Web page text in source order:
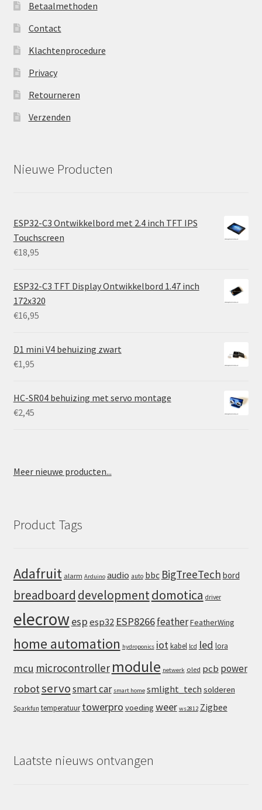
Betaalmethoden
Contact
Klachtenprocedure
Privacy
Retourneren
Verzenden
Nieuwe Producten
ESP32-C3 Ontwikkelbord met 2.4 inch TFT IPS
Touchscreen
€18,95
ESP32-C3 TFT Display Ontwikkelbord 1.47 inch
172x320
€16,95
D1 mini V4 behuizing zwart
€1,95
HC-SR04 behuizing met servo montage
€2,45
Meer nieuwe producten...
Product Tags
Adafruit alarm Arduino audio auto bbc BigTreeTech bord
breadboard developmentdomotica driver
elecrowespesp32 ESP8266featherFeatherWing
home automation hydroponics iot kabel lcd led lora
mcu microcontroller module netwerk oled pcb power
robotservosmart car smart home smlight_tech solderen
Sparkfun temperatuur towerpro voeding weer ws2812 Zigbee
Laatste nieuws ontvangen